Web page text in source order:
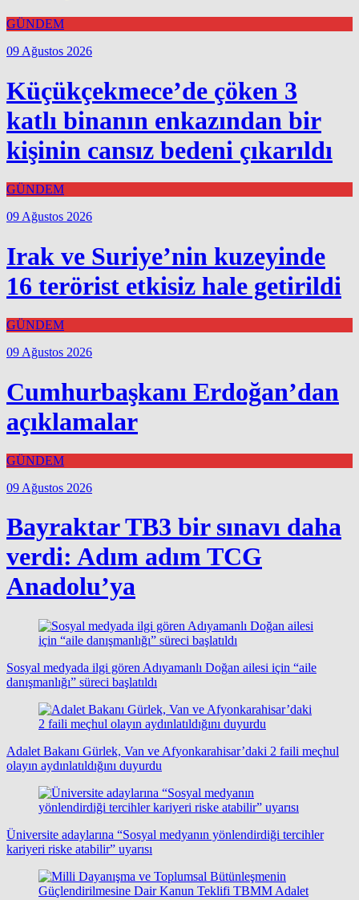
GÜNDEM
09 Ağustos 2026
Küçükçekmece’de çöken 3
katlı binanın enkazından bir
kişinin cansız bedeni çıkarıldı
GÜNDEM
09 Ağustos 2026
Irak ve Suriye’nin kuzeyinde
16 terörist etkisiz hale getirildi
GÜNDEM
09 Ağustos 2026
Cumhurbaşkanı Erdoğan’dan
açıklamalar
GÜNDEM
09 Ağustos 2026
Bayraktar TB3 bir sınavı daha
verdi: Adım adım TCG
Anadolu’ya
Sosyal medyada ilgi gören Adıyamanlı Doğan ailesi için “aile
danışmanlığı” süreci başlatıldı
Adalet Bakanı Gürlek, Van ve Afyonkarahisar’daki 2 faili meçhul
olayın aydınlatıldığını duyurdu
Üniversite adaylarına “Sosyal medyanın yönlendirdiği tercihler
kariyeri riske atabilir” uyarısı